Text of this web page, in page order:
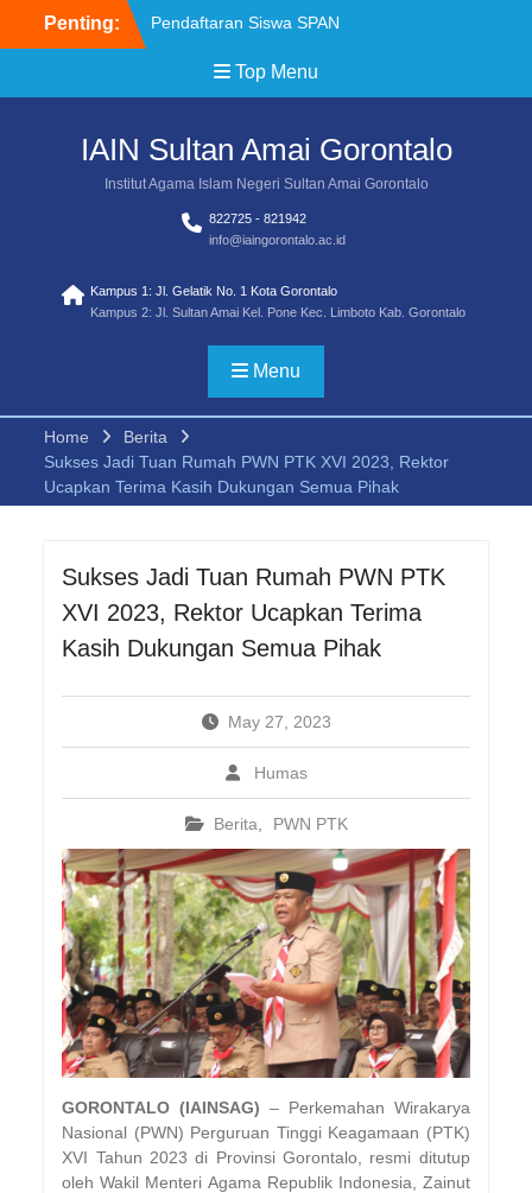
Penting:
Pendaftaran Siswa SPAN
Pengumuman Penyesuaian
Jadwal SPAN PTKIN 2026
Mahasiswa Baru IAIN
Pemenag Sayembara Lagu
Mars Transformasi UIN
SMART
Logo Transformasi UIN
SMART
Juknis Sayembara Mars
Top Menu
IAIN Sultan Amai Gorontalo
Institut Agama Islam Negeri Sultan Amai Gorontalo
822725 - 821942
info@iaingorontalo.ac.id
Kampus 1: Jl. Gelatik No. 1 Kota Gorontalo
Kampus 2: Jl. Sultan Amai Kel. Pone Kec. Limboto Kab. Gorontalo
Menu
Home
Berita
Sukses Jadi Tuan Rumah PWN PTK XVI 2023, Rektor
Ucapkan Terima Kasih Dukungan Semua Pihak
Sukses Jadi Tuan Rumah PWN PTK
XVI 2023, Rektor Ucapkan Terima
Kasih Dukungan Semua Pihak
May 27, 2023
Humas
Berita PWN PTK
GORONTALO (IAINSAG) – Perkemahan Wirakarya
Nasional (PWN) Perguruan Tinggi Keagamaan (PTK)
XVI Tahun 2023 di Provinsi Gorontalo, resmi ditutup
oleh Wakil Menteri Agama Republik Indonesia, Zainut